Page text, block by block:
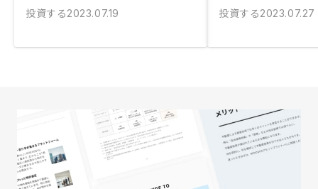
投資する2023.07.19
投資する2023.07.27